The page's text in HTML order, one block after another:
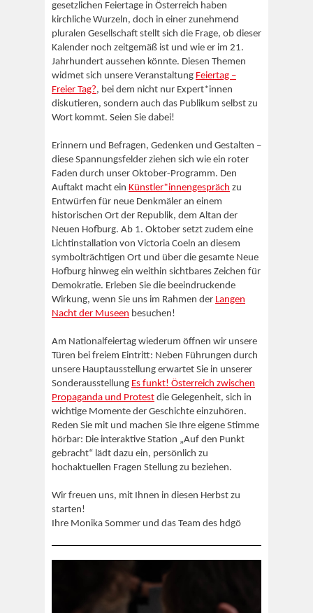
gesetzlichen Feiertage in Österreich haben
kirchliche Wurzeln, doch in einer zunehmend
pluralen Gesellschaft stellt sich die Frage, ob dieser
Kalender noch zeitgemäß ist und wie er im 21.
Jahrhundert aussehen könnte. Diesen Themen
widmet sich unsere Veranstaltung Feiertag –
Freier Tag?, bei dem nicht nur Expert*innen
diskutieren, sondern auch das Publikum selbst zu
Wort kommt. Seien Sie dabei!
Erinnern und Befragen, Gedenken und Gestalten –
diese Spannungsfelder ziehen sich wie ein roter
Faden durch unser Oktober-Programm. Den
Auftakt macht ein Künstler*innengespräch zu
Entwürfen für neue Denkmäler an einem
historischen Ort der Republik, dem Altan der
Neuen Hofburg. Ab 1. Oktober setzt zudem eine
Lichtinstallation von Victoria Coeln an diesem
symbolträchtigen Ort und über die gesamte Neue
Hofburg hinweg ein weithin sichtbares Zeichen für
Demokratie. Erleben Sie die beeindruckende
Wirkung, wenn Sie uns im Rahmen der Langen
Nacht der Museen besuchen!
Am Nationalfeiertag wiederum öffnen wir unsere
Türen bei freiem Eintritt: Neben Führungen durch
unsere Hauptausstellung erwartet Sie in unserer
Sonderausstellung Es funkt! Österreich zwischen
Propaganda und Protest die Gelegenheit, sich in
wichtige Momente der Geschichte einzuhören.
Reden Sie mit und machen Sie Ihre eigene Stimme
hörbar: Die interaktive Station „Auf den Punkt
gebracht“ lädt dazu ein, persönlich zu
hochaktuellen Fragen Stellung zu beziehen.
Wir freuen uns, mit Ihnen in diesen Herbst zu
starten!
Ihre Monika Sommer und das Team des hdgö